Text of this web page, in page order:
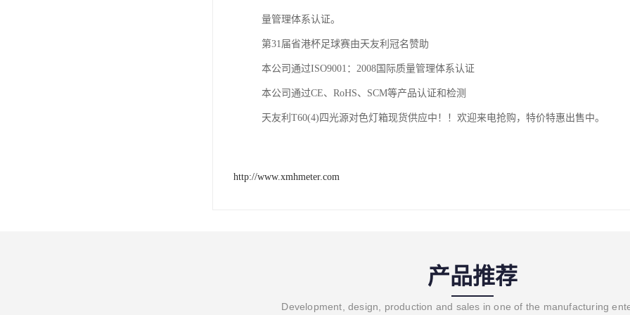
量管理体系认证。
第31届省港杯足球赛由天友利冠名赞助
本公司通过ISO9001 ： 2008 国际质量管理体系认证
本公司通过CE、 RoHS、 SCM等产品认证和检测
天友利 T60(4) 四光源对色灯箱现货供应中！！欢迎来电抢购，特价特惠出售中。
http://www.xmhmeter.com
产品推荐
Development, design, production and sales in one of the manufacturing